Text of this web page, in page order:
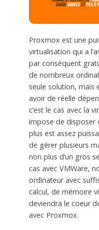
Proxmox est une
virtualisation qui a
par conséquent
de nombreux
seule solution, mais
avoir de réelle
c’est le cas avec la
impose de disposer
plus est assez
de gérer plusieurs
non plus d’un gros
cas avec VMWare,
ordinateur avec
calcul, de mémoire
deviendra le coeur
avec Proxmox.